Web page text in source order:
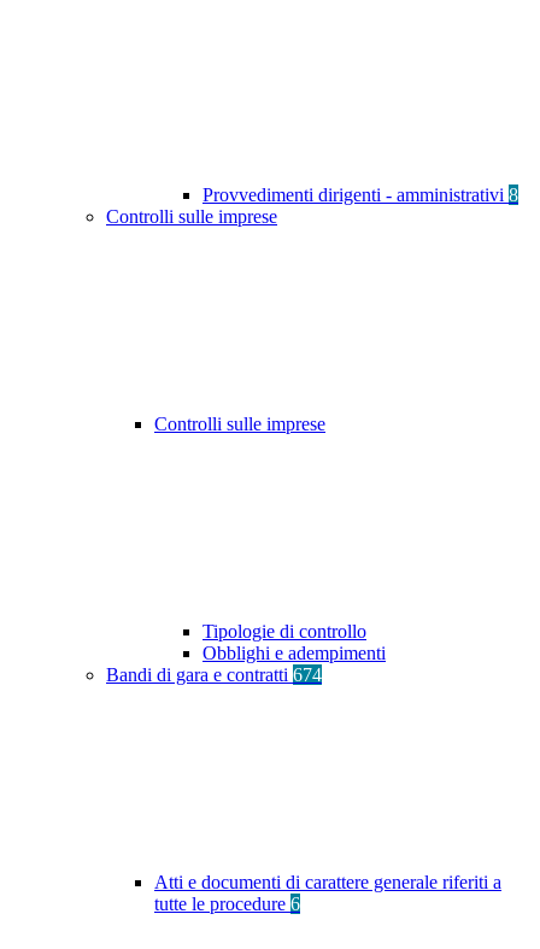
Provvedimenti dirigenti - amministrativi 8
Controlli sulle imprese
Controlli sulle imprese
Tipologie di controllo
Obblighi e adempimenti
Bandi di gara e contratti 674
Atti e documenti di carattere generale riferiti a
tutte le procedure 6